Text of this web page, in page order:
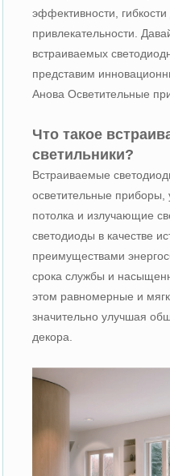
эффективности,
привлекательности.
встраиваемых
представим
Анова Осветительные
Что такое
светильники?
Встраиваемые
осветительные приборы,
потолка и излучающие
светодиоды в качестве
преимуществами
срока службы и
этом равномерные и
значительно улучшая
декора.